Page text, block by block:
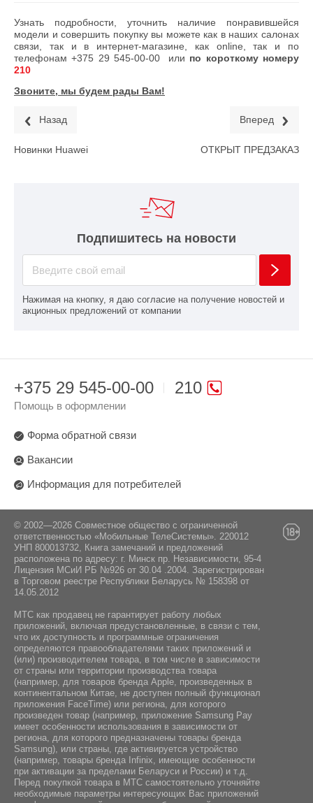
Узнать подробности, уточнить наличие понравившейся
модели и совершить покупку вы можете как в наших салонах
связи, так и в интернет-магазине, как online, так и по
телефонам+375 29 545-00-00 или по короткому номеру
210
Звоните, мы будем рады Вам!
Назад
Новинки Huawei
Вперед
ОТКРЫТ ПРЕДЗАКАЗ
Подпишитесь на новости
Нажимая на кнопку, я даю согласие на получение новостей и
акционных предложений от компании
210
+375 29 545-00-00
Помощь в оформлении
Форма обратной связи
Вакансии
Информация для потребителей
© 2002—2026 Совместное общество с ограниченной
ответственностью «Мобильные ТелеСистемы». 220012
УНП 800013732, Книга замечаний и предложений
расположена по адресу: г. Минск пр. Независимости, 95-4
Лицензия МСиИ РБ №926 от 30.04 .2004. Зарегистрирован
в Торговом реестре Республики Беларусь № 158398 от
14.05.2012
МТС как продавец не гарантирует работу любых
приложений, включая предустановленные, в связи с тем,
что их доступность и программные ограничения
определяются правообладателями таких приложений и
(или) производителем товара, в том числе в зависимости
от страны или территории производства товара
(например, для товаров бренда Apple, произведенных в
континентальном Китае, не доступен полный функционал
приложения FaceTime) или региона, для которого
произведен товар (например, приложение Samsung Pay
имеет особенности использования в зависимости от
региона, для которого предназначены товары бренда
Samsung), или страны, где активируется устройство
(например, товары бренда Infiniх, имеющие особенности
при активации за пределами Беларуси и России) и т.д.
Перед покупкой товара в МТС самостоятельно уточняйте
необходимые параметры интересующих Вас приложений